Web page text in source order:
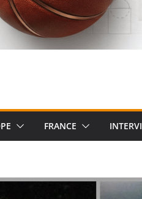
Français élu
saison NBA
FRANCE